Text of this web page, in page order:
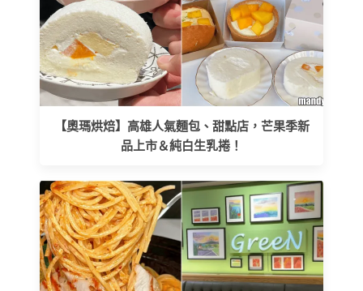
【奧瑪烘焙】高雄人氣麵包、甜點店，芒果季新
品上市＆純白生乳捲！